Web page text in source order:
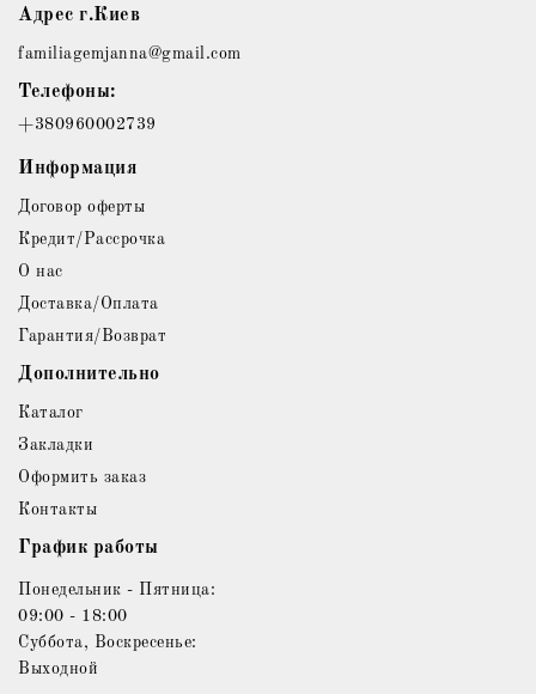
Адрес г.Киев
familiagemjanna@gmail.com
Телефоны:
+380960002739
Информация
Договор оферты
Кредит/Рассрочка
О нас
Доставка/Оплата
Гарантия/Возврат
Дополнительно
Каталог
Закладки
Оформить заказ
Контакты
График работы
Понедельник - Пятница:
09:00 - 18:00
Суббота, Воскресенье:
Выходной